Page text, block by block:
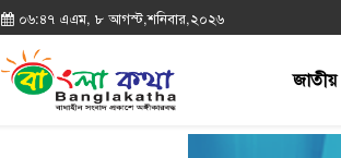
০৬:৪৭ এএম, ৮ আগস্ট,শনিবার,২০২৬
জাতীয়